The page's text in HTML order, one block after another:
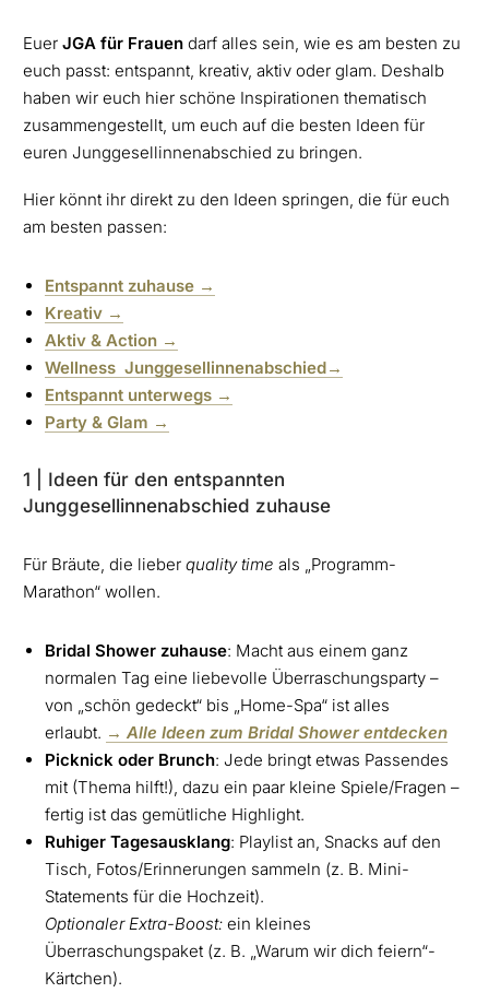
Euer JGA für Frauen darf alles sein, wie es am besten zu
euch passt: entspannt, kreativ, aktiv oder glam. Deshalb
haben wir euch hier schöne Inspirationen thematisch
zusammengestellt, um euch auf die besten Ideen für
euren Junggesellinnenabschied zu bringen.
Hier könnt ihr direkt zu den Ideen springen, die für euch
am besten passen:
Entspannt zuhause →
Kreativ →
Aktiv & Action →
Wellness Junggesellinnenabschied→
Entspannt unterwegs →
Party & Glam →
1 | Ideen für den entspannten
Junggesellinnenabschied zuhause
Für Bräute, die lieber quality time als „Programm-
Marathon“ wollen.
Bridal Shower zuhause: Macht aus einem ganz
normalen Tag eine liebevolle Überraschungsparty –
von „schön gedeckt“ bis „Home-Spa“ ist alles
erlaubt. → Alle Ideen zum Bridal Shower entdecken
Picknick oder Brunch: Jede bringt etwas Passendes
mit (Thema hilft!), dazu ein paar kleine Spiele/Fragen –
fertig ist das gemütliche Highlight.
Ruhiger Tagesausklang: Playlist an, Snacks auf den
Tisch, Fotos/Erinnerungen sammeln (z. B. Mini-
Statements für die Hochzeit).
Optionaler Extra-Boost: ein kleines
Überraschungspaket (z. B. „Warum wir dich feiern“-
Kärtchen).